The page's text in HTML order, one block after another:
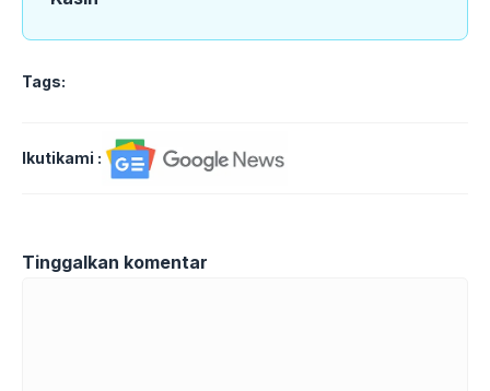
Tags:
Ikutikami :
Tinggalkan komentar